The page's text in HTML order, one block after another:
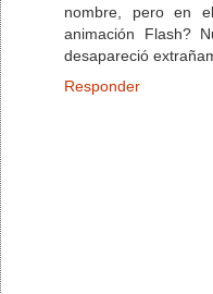
nombre, pero en
animación Flash?
desapareció
Responder